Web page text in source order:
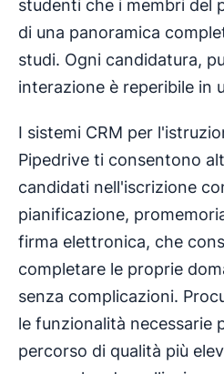
studenti che i membri del
di una panoramica
studi. Ogni candidatura,
interazione è reperibile in
I sistemi CRM per
Pipedrive ti consentono
candidati nell'iscrizione
pianificazione,
firma elettronica, che
completare le proprie
senza complicazioni.
le funzionalità necessarie
percorso di qualità più